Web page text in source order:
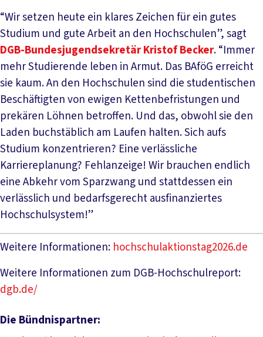
“Wir setzen heute ein klares Zeichen für ein gutes
Studium und gute Arbeit an den Hochschulen”, sagt
DGB-Bundesjugendsekretär Kristof Becker. “Immer
mehr Studierende leben in Armut. Das BAföG erreicht
sie kaum. An den Hochschulen sind die studentischen
Beschäftigten von ewigen Kettenbefristungen und
prekären Löhnen betroffen. Und das, obwohl sie den
Laden buchstäblich am Laufen halten. Sich aufs
Studium konzentrieren? Eine verlässliche
Karriereplanung? Fehlanzeige! Wir brauchen endlich
eine Abkehr vom Sparzwang und stattdessen ein
verlässlich und bedarfsgerecht ausfinanziertes
Hochschulsystem!”
Weitere Informationen: hochschulaktionstag2026.de
Weitere Informationen zum DGB-Hochschulreport:
dgb.de/
Die Bündnispartner: